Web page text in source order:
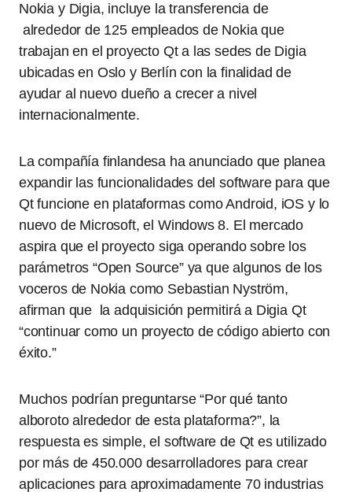
Nokia y Digia, incluye la transferencia de
alrededor de 125 empleados de Nokia que
trabajan en el proyecto Qt a las sedes de Digia
ubicadas en Oslo y Berlín con la finalidad de
ayudar al nuevo dueño a crecer a nivel
internacionalmente.
La compañía finlandesa ha anunciado que planea
expandir las funcionalidades del software para que
Qt funcione en plataformas como Android, iOS y lo
nuevo de Microsoft, el Windows 8. El mercado
aspira que el proyecto siga operando sobre los
parámetros “Open Source” ya que algunos de los
voceros de Nokia como Sebastian Nyström,
afirman que la adquisición permitirá a Digia Qt
“continuar como un proyecto de código abierto con
éxito.”
Muchos podrían preguntarse “Por qué tanto
alboroto alrededor de esta plataforma?”, la
respuesta es simple, el software de Qt es utilizado
por más de 450.000 desarrolladores para crear
aplicaciones para aproximadamente 70 industrias